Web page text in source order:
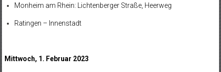
Monheim am Rhein: Lichtenberger Straße, Heerweg
Ratingen – Innenstadt
Mittwoch, 1. Februar 2023